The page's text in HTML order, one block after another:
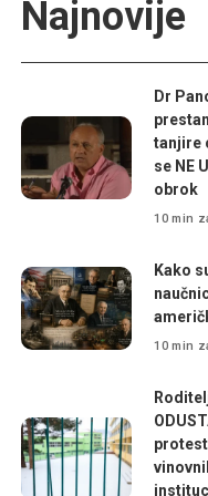
Najnovije
Dr
tanjire
se NE
obrok
10 min
Kako
10 min